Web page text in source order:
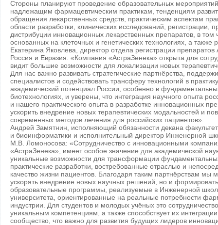
Стороны планируют проведение образовательных
надлежащим фармацевтическим практикам, тенденциям
обращения лекарственных средств, практическим аспектам
области разработки, клинических исследований, регистрации,
дистрибуции инновационных лекарственных препаратов, в том
основанных на клеточных и генетических технологиях, а
Екатерина Яковлева, директор отдела регистрации препаратов
Россия и Евразия: «Компания «АстраЗенека» открыта для
видит большие возможности для локализации новых
Для нас важно развивать стратегические партнёрства,
специалистов и содействовать трансферу технологий в
академический потенциал России, особенно в
биотехнологиях, и уверены, что интеграция научного опыта
и нашего практического опыта в разработке инновационных
ускорить внедрение новых терапевтических модальностей и
современных методов лечения для российских пациентов».
Андрей Замятнин, исполняющий обязанности декана
и биоинформатики и исполнительный директор Инженерной
М.В. Ломоносова: «Сотрудничество с инновационными
«АстраЗенека», имеет особое значение для академической
уникальные возможности для трансформации
практические разработки, востребованные отраслью и
качество жизни пациентов. Благодаря таким партнёрствам мы
ускорять внедрение новых научных решений, но и
образовательные программы, реализуемые в Инженерной
университета, ориентированные на реальные потребности
индустрии. Для студентов и молодых учёных это
уникальным компетенциям, а также способствует их
сообщество, что важно для развития будущих лидеров